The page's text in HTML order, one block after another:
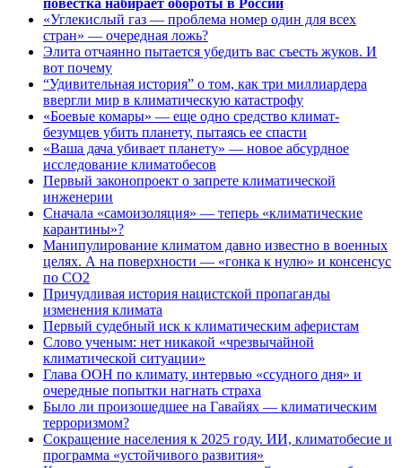
повестка набирает обороты в России
«Углекислый газ — проблема номер один для всех
стран» — очередная ложь?
Элита отчаянно пытается убедить вас съесть жуков. И
вот почему
“Удивительная история” о том, как три миллиардера
ввергли мир в климатическую катастрофу
«Боевые комары» — еще одно средство климат-
безумцев убить планету, пытаясь ее спасти
«Ваша дача убивает планету» — новое абсурдное
исследование климатобесов
Первый законопроект о запрете климатической
инженерии
Сначала «самоизоляция» — теперь «климатические
карантины»?
Манипулирование климатом давно известно в военных
целях. А на поверхности — «гонка к нулю» и консенсус
по CO2
Причудливая история нацистской пропаганды
изменения климата
Первый судебный иск к климатическим аферистам
Слово ученым: нет никакой «чрезвычайной
климатической ситуации»
Глава ООН по климату, интервью «ссудного дня» и
очередные попытки нагнать страха
Было ли произошедшее на Гавайях — климатическим
терроризмом?
Сокращение населения к 2025 году. ИИ, климатобесие и
программа «устойчивого развития»